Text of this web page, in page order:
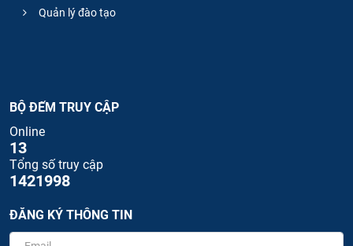
Quản lý đào tạo
BỘ ĐẾM TRUY CẬP
Online
13
Tổng số truy cập
1421998
ĐĂNG KÝ THÔNG TIN